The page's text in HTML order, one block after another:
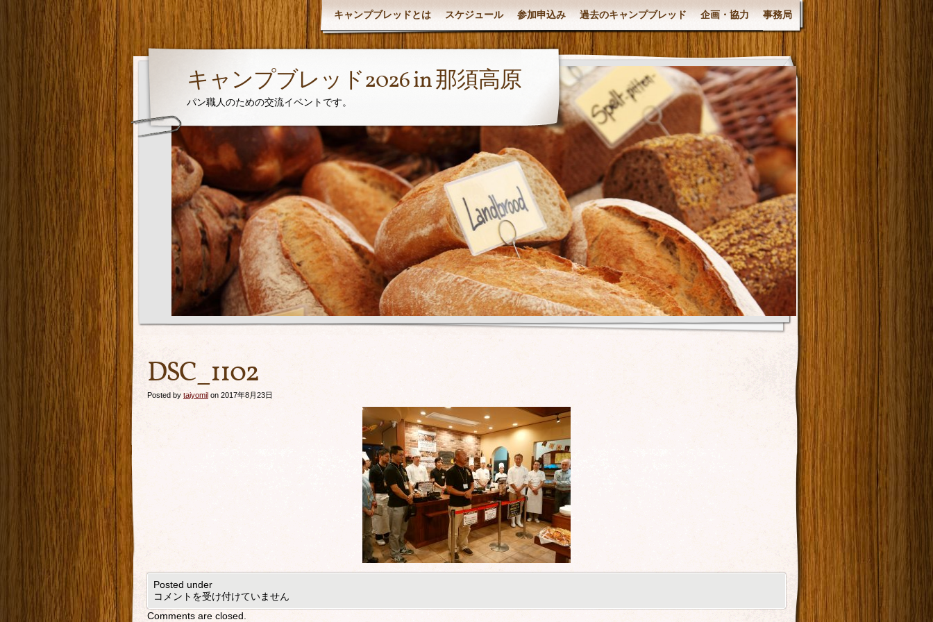
キャンプブレッドとは スケジュール 参加申込み 過去のキャンプブレッド 企画・協力 事務局
キャンプブレッド2026 in 那須高原
パン職人のための交流イベントです。
DSC_1102
Posted by taiyomil on 2017年8月23日
Posted under
コメントを受け付けていません
Comments are closed.